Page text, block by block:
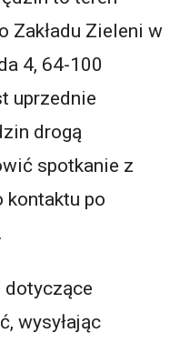
Zakładu Zieleni w
4, 64-100
uprzednie
drogą
spotkanie z
kontaktu po
dotyczące
wysyłając